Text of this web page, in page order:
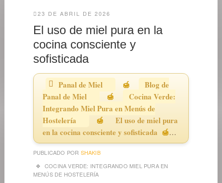
23 DE ABRIL DE 2026
El uso de miel pura en la
cocina consciente y
sofisticada
Panal de Miel
Blog de
Panal de Miel
Cocina Verde:
Integrando Miel Pura en Menús de
Hostelería
El uso de miel pura
en la cocina consciente y sofisticada
PUBLICADO POR SHAKIB
COCINA VERDE: INTEGRANDO MIEL PURA EN
MENÚS DE HOSTELERÍA